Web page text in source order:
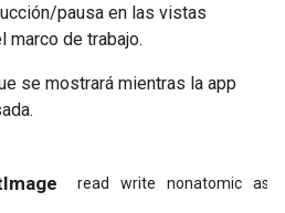
pausa en las vistas
marco de trabajo.
se mostrará mientras la app
read write nonatomic